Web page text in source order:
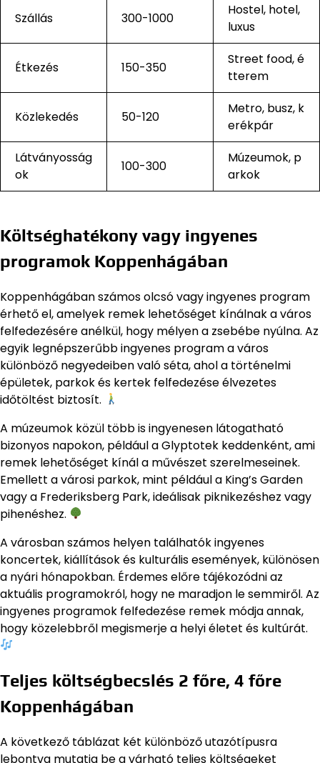
Szállás 300-1000
Hostel, hotel,
luxus
Étkezés 150-350
Street food, é
tterem
Közlekedés 50-120
Metro, busz, k
erékpár
Látványosság
ok
100-300
Múzeumok, p
arkok
Költséghatékony vagy ingyenes
programok Koppenhágában
Koppenhágában számos olcsó vagy ingyenes program
érhető el, amelyek remek lehetőséget kínálnak a város
felfedezésére anélkül, hogy mélyen a zsebébe nyúlna. Az
egyik legnépszerűbb ingyenes program a város
különböző negyedeiben való séta, ahol a történelmi
épületek, parkok és kertek felfedezése élvezetes
időtöltést biztosít.
A múzeumok közül több is ingyenesen látogatható
bizonyos napokon, például a Glyptotek keddenként, ami
remek lehetőséget kínál a művészet szerelmeseinek.
Emellett a városi parkok, mint például a King’s Garden
vagy a Frederiksberg Park, ideálisak piknikezéshez vagy
pihenéshez.
A városban számos helyen találhatók ingyenes
koncertek, kiállítások és kulturális események, különösen
a nyári hónapokban. Érdemes előre tájékozódni az
aktuális programokról, hogy ne maradjon le semmiről. Az
ingyenes programok felfedezése remek módja annak,
hogy közelebbről megismerje a helyi életet és kultúrát.
Teljes költségbecslés 2 főre, 4 főre
Koppenhágában
A következő táblázat két különböző utazótípusra
lebontva mutatja be a várható teljes költségeket